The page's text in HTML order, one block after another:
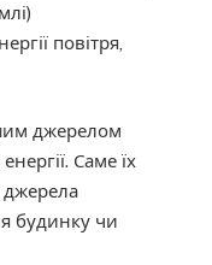
повітря,
джерелом
Саме їх
джерела
будинку чи